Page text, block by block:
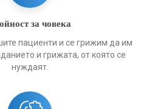
за човека
пациенти и се грижим да им
и грижата, от която се
нуждаят.